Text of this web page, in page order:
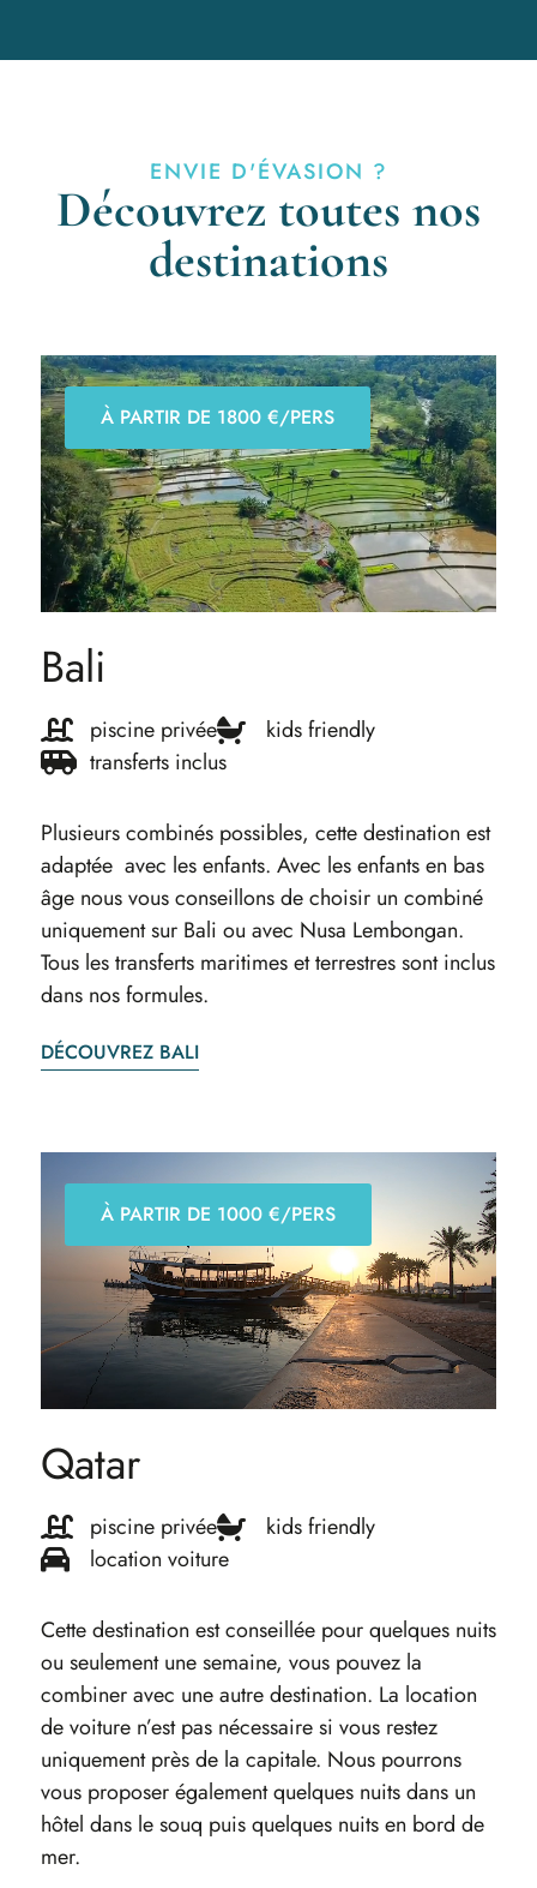
ENVIE D'ÉVASION ?
Découvrez toutes nos
destinations
Bali
piscine privée
kids friendly
transferts inclus
À PARTIR DE 1800 €/PERS
Plusieurs combinés possibles, cette destination est
adaptée avec les enfants. Avec les enfants en bas
âge nous vous conseillons de choisir un combiné
uniquement sur Bali ou avec Nusa Lembongan.
Tous les transferts maritimes et terrestres sont inclus
dans nos formules.
DÉCOUVREZ BALI
Qatar
piscine privée
kids friendly
location voiture
À PARTIR DE 1000 €/PERS
Cette destination est conseillée pour quelques nuits
ou seulement une semaine, vous pouvez la
combiner avec une autre destination. La location
de voiture n’est pas nécessaire si vous restez
uniquement près de la capitale. Nous pourrons
vous proposer également quelques nuits dans un
hôtel dans le souq puis quelques nuits en bord de
mer.